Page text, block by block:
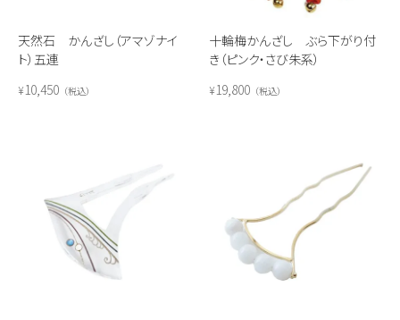
天然石 かんざし（アマゾナイ
ト）五連
¥10,450 税込
十輪梅かんざし ぶら下がり付
き（ピンク・さび朱系）
¥19,800 税込